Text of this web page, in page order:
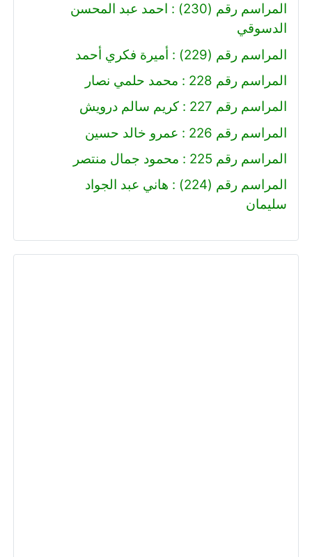
المراسم رقم (230) : احمد عبد المحسن
الدسوقي
المراسم رقم (229) : أميرة فكري أحمد
المراسم رقم 228 : محمد حلمي نصار
المراسم رقم 227 : كريم سالم درويش
المراسم رقم 226 : عمرو خالد حسين
المراسم رقم 225 : محمود جمال منتصر
المراسم رقم (224) : هاني عبد الجواد
سليمان